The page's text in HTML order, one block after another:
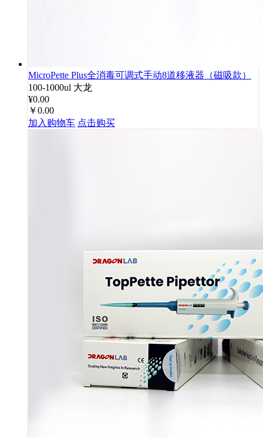
MicroPette Plus全消毒可调式手动8道移液器（磁吸款）
100-1000ul 大龙
¥0.00
￥0.00
加入购物车 点击购买